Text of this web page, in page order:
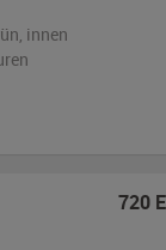
, innen
720